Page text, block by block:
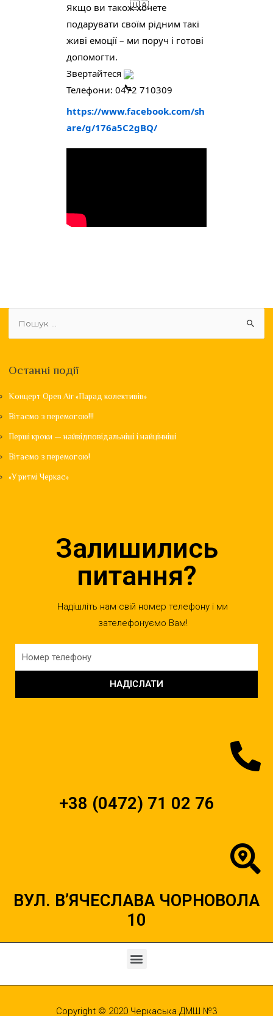
Якщо ви також хочете
подарувати своїм рідним такі
живі емоції – ми поруч і готові
допомогти.
Звертайтеся
Телефони: 0472 710309
https://www.facebook.com/sh
are/g/176a5C2gBQ/
Останні події
Концерт Open Air «Парад колективів»
Вітаємо з перемогою!!!
Перші кроки — найвідповідальніші і найцінніші
Вітаємо з перемогою!
«У ритмі Черкас»
Залишились
питання?
Надішліть нам свій номер телефону і ми
зателефонуємо Вам!
НАДІСЛАТИ
+38 (0472) 71 02 76
ВУЛ. В’ЯЧЕСЛАВА ЧОРНОВОЛА
10
Copyright © 2020 Черкаська ДМШ №3